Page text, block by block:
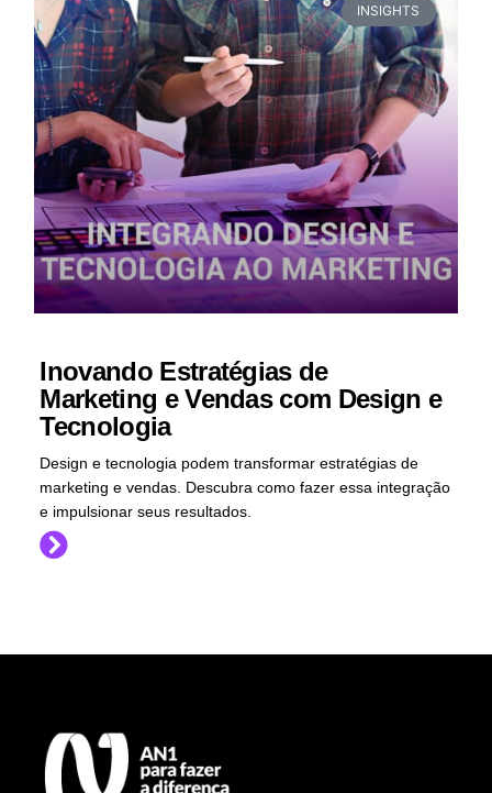
INSIGHTS
Inovando Estratégias de
Marketing e Vendas com Design e
Tecnologia
Design e tecnologia podem transformar estratégias de
marketing e vendas. Descubra como fazer essa integração
e impulsionar seus resultados.